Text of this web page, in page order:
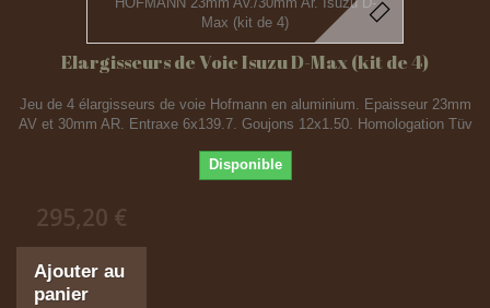
Elargisseurs de Voie Isuzu D-Max (kit de 4)
Jeu de 4 élargisseurs de voie Hofmann en aluminium. Epaisseur 23mm
AV et 30mm AR. Entraxe 6x139.7. Goujons 12x1.50. Homologation Tüv
Disponible
295,20 €
Ajouter au
panier